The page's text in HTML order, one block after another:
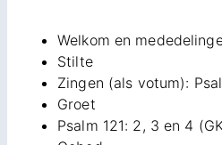
Welkom en
Stilte
Zingen (als votum):
Groet
Psalm 121: 2, 3 en 4